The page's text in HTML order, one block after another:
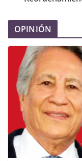
OPINIÓN